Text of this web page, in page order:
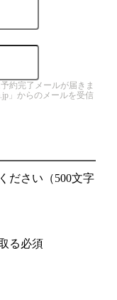
約完了メールが届きま
」からのメールを受信
ださい（500文字
る必須